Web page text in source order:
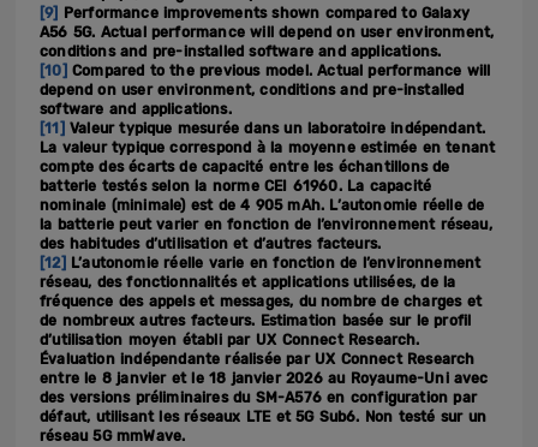
[9]
Performance improvements shown compared to Galaxy
A56 5G. Actual performance will depend on user environment,
conditions and pre-installed software and applications.
[10] Compared to the previous model. Actual performance will
depend on user environment, conditions and pre-installed
software and applications.
[11] Valeur typique mesurée dans un laboratoire indépendant.
La valeur typique correspond à la moyenne estimée en tenant
compte des écarts de capacité entre les échantillons de
batterie testés selon la norme CEI 61960. La capacité
nominale (minimale) est de 4 905 mAh. L’autonomie réelle de
la batterie peut varier en fonction de l’environnement réseau,
des habitudes d’utilisation et d’autres facteurs.
[12]
L’autonomie réelle varie en fonction de l’environnement
réseau, des fonctionnalités et applications utilisées, de la
fréquence des appels et messages, du nombre de charges et
de nombreux autres facteurs. Estimation basée sur le profil
d’utilisation moyen établi par UX Connect Research.
Évaluation indépendante réalisée par UX Connect Research
entre le 8 janvier et le 18 janvier 2026 au Royaume-Uni avec
des versions préliminaires du SM-A576 en configuration par
défaut, utilisant les réseaux LTE et 5G Sub6. Non testé sur un
réseau 5G mmWave.